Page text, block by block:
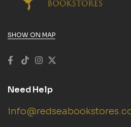
SHOW ON MAP
Need Help